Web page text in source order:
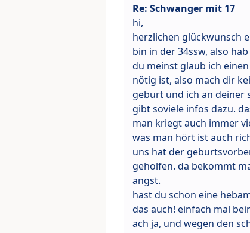
Re: Schwanger mit 17
hi,
herzlichen glückwunsch
bin in der 34ssw, also
du meinst glaub ich
nötig ist, also mach dir
geburt und ich an deiner
gibt soviele infos dazu.
man kriegt auch immer
was man hört ist auch
uns hat der
geholfen. da bekommt
angst.
hast du schon eine
das auch! einfach mal
ach ja, und wegen den